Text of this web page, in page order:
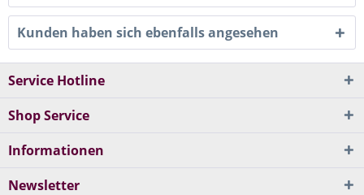
Kunden haben sich ebenfalls angesehen
Service Hotline
Shop Service
Informationen
Newsletter